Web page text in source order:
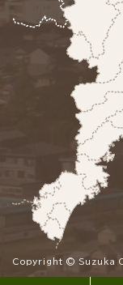
Copyright © Suzuka